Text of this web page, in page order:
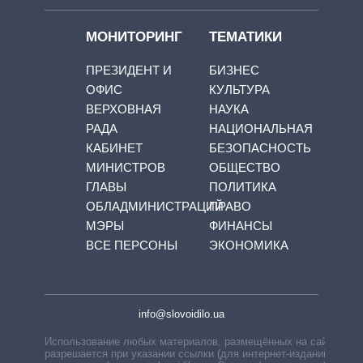
МОНИТОРИНГ
ПРЕЗИДЕНТ И
ОФИС
ВЕРХОВНАЯ
РАДА
КАБИНЕТ
МИНИСТРОВ
ГЛАВЫ
ОБЛАДМИНИСТРАЦИЙ
МЭРЫ
ВСЕ ПЕРСОНЫ
ТЕМАТИКИ
БИЗНЕС
КУЛЬТУРА
НАУКА
НАЦИОНАЛЬНАЯ
БЕЗОПАСНОСТЬ
ОБЩЕСТВО
ПОЛИТИКА
ПРАВО
ФИНАНСЫ
ЭКОНОМИКА
info@slovoidilo.ua
Использование любых материалов, размещённых на сайте,
разрешается при указании ссылки (для интернет-изданий —